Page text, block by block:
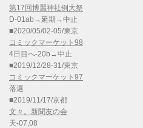
第17回博麗神社例大祭
D-01ab→延期→中止
■2020/05/02-05/東京
コミックマーケット98
4日目へ-20b→中止
■2019/12/28-31/東京
コミックマーケット97
落選
■2019/11/17/京都
文々。新聞友の会
天-07,08